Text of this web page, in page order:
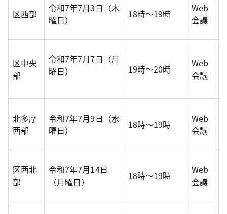
区西部
令和7年7月3日（木
曜日）
18時～19時
Web
会議
区中央
部
令和7年7月7日（月
曜日）
19時～20時
Web
会議
北多摩
西部
令和7年7月9日（水
曜日）
18時～19時
Web
会議
区西北
部
令和7年7月14日
（月曜日）
18時～19時
Web
会議